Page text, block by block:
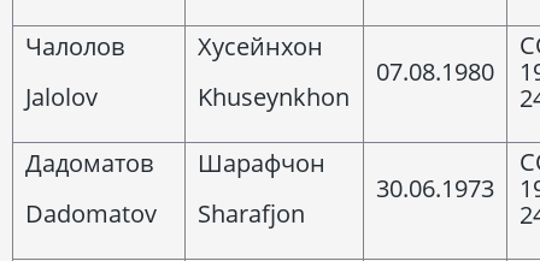
Чалолов
Jalolov
Хусейнхон
Khuseynkhon
07.08.1980
Дадоматов
Dadomatov
Шарафчон
Sharafjon
30.06.1973